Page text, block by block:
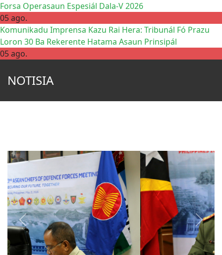
Forsa Operasaun Espesiál Dala-V 2026
05 ago.
Komunikadu Imprensa Kazu Rai Hera: Tribunál Fó Prazu
Loron 30 Ba Rekerente Hatama Asaun Prinsipál
05 ago.
NOTISIA
Previous Next